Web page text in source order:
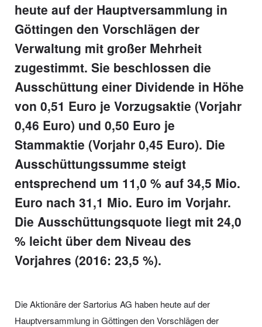
heute auf der Hauptversammlung in
Göttingen den Vorschlägen der
Verwaltung mit großer Mehrheit
zugestimmt. Sie beschlossen die
Ausschüttung einer Dividende in Höhe
von 0,51 Euro je Vorzugsaktie (Vorjahr
0,46 Euro) und 0,50 Euro je
Stammaktie (Vorjahr 0,45 Euro). Die
Ausschüttungssumme steigt
entsprechend um 11,0 % auf 34,5 Mio.
Euro nach 31,1 Mio. Euro im Vorjahr.
Die Ausschüttungsquote liegt mit 24,0
% leicht über dem Niveau des
Vorjahres (2016: 23,5 %).
Die Aktionäre der Sartorius AG haben heute auf der
Hauptversammlung in Göttingen den Vorschlägen der